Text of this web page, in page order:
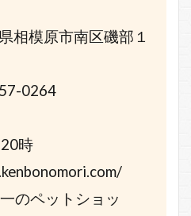
相模原市南区磯部１
0264
時
のペットショッ